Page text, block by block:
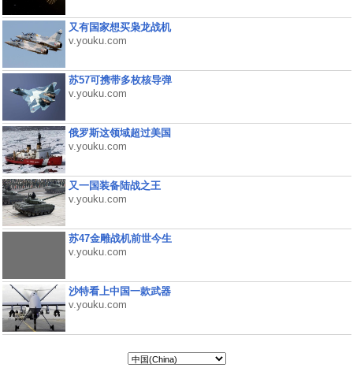
又有国家想买枭龙战机
v.youku.com
苏57可携带多枚核导弹
v.youku.com
俄罗斯这领域超过美国
v.youku.com
又一国装备陆战之王
v.youku.com
苏47金雕战机前世今生
v.youku.com
沙特看上中国一款武器
v.youku.com